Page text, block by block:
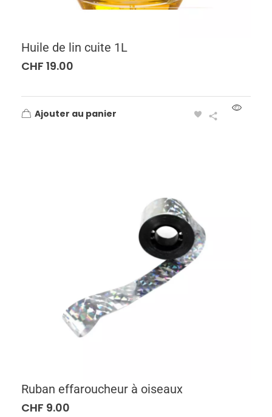
Huile de lin cuite 1L
CHF 19.00
Ajouter au panier
Ruban effaroucheur à oiseaux
CHF 9.00